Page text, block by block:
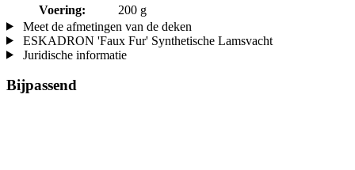
Voering:
200 g
Meet de afmetingen van de deken
ESKADRON 'Faux Fur' Synthetische Lamsvacht
Juridische informatie
Bijpassend